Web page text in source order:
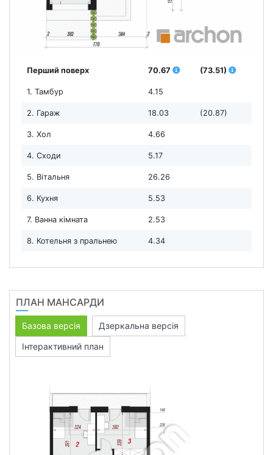
Перший поверх 70.67 (73.51)
1. Тамбур 4.15
2. Гараж 18.03 (20.87)
3. Хол 4.66
4. Сходи 5.17
5. Вітальня 26.26
6. Кухня 5.53
7. Ванна кімната 2.53
8. Котельня з пральнею 4.34
ПЛАН МАНСАРДИ
Базова версія
Дзеркальна версія
Інтерактивний план